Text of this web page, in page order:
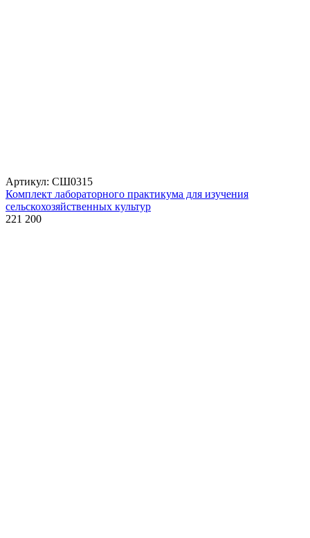
Артикул: СШ0315
Комплект лабораторного практикума для изучения
сельскохозяйственных культур
221 200